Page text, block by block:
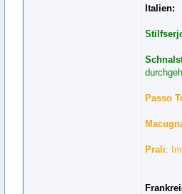
Italien:
Passo
Prali: